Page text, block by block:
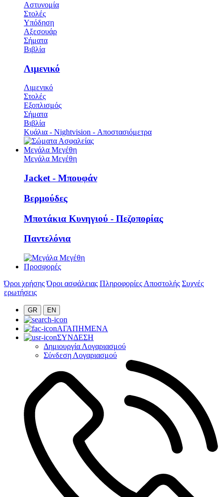
Αστυνομία
Στολές
Υπόδηση
Αξεσουάρ
Σήματα
Βιβλία
Λιμενικό
Λιμενικό
Στολές
Εξοπλισμός
Σήματα
Βιβλία
Κυάλια - Nightvision - Αποστασιόμετρα
Μεγάλα Μεγέθη
Μεγάλα Μεγέθη
Jacket - Μπουφάν
Βερμούδες
Μποτάκια Κυνηγιού - Πεζοπορίας
Παντελόνια
Προσφορές
Όροι χρήσης Όροι ασφάλειας Πληροφορίες Αποστολής Συχνές
ερωτήσεις
GR EN
ΑΓΑΠΗΜΕΝΑ
ΣΥΝΔΕΣΗ
Δημιουργία Λογαριασμού
Σύνδεση Λογαριασμού